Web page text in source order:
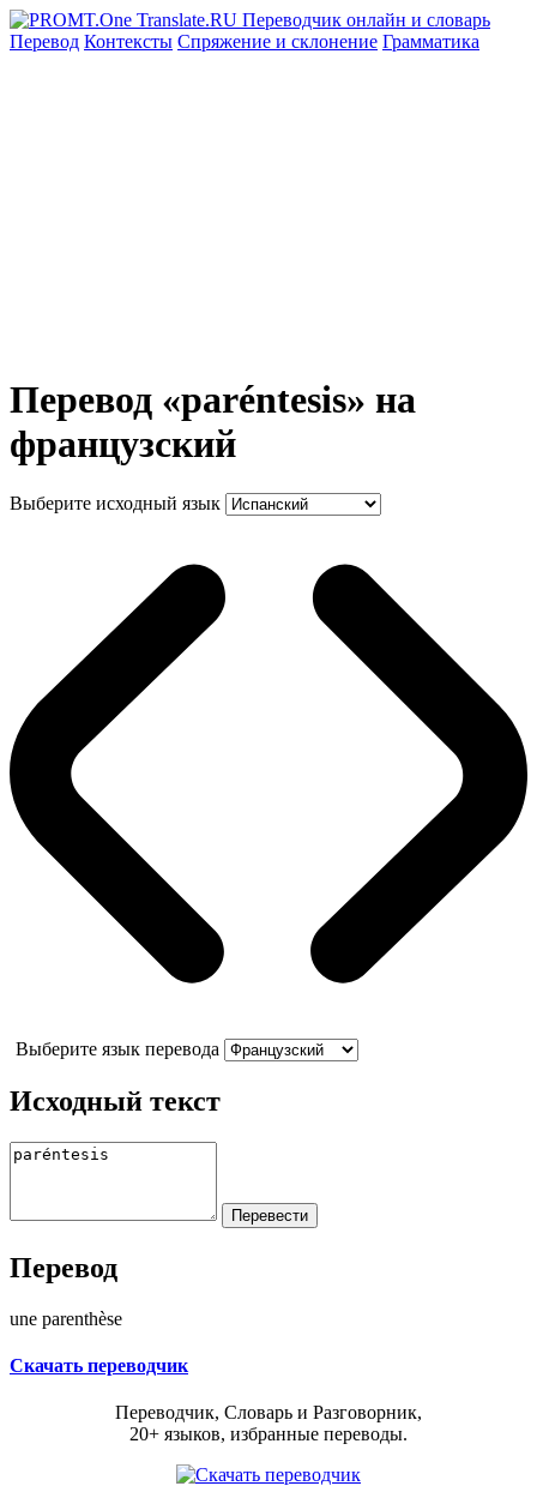
Перевод Контексты Спряжение и склонение Грамматика
Перевод «paréntesis» на
французский
Выберите исходный язык
Выберите язык перевода
Исходный текст
Перевод
une parenthèse
Скачать переводчик
Переводчик, Словарь и Разговорник,
20+ языков, избранные переводы.